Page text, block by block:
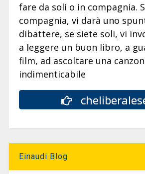
fare da soli o in compagnia.
compagnia, vi darà uno
dibattere, se siete soli, vi
a leggere un buon libro, a
film, ad ascoltare una
indimenticabile
Einaudi Blog